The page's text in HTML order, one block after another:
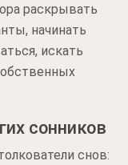
раскрывать
начинать
искать
сонников
снов: